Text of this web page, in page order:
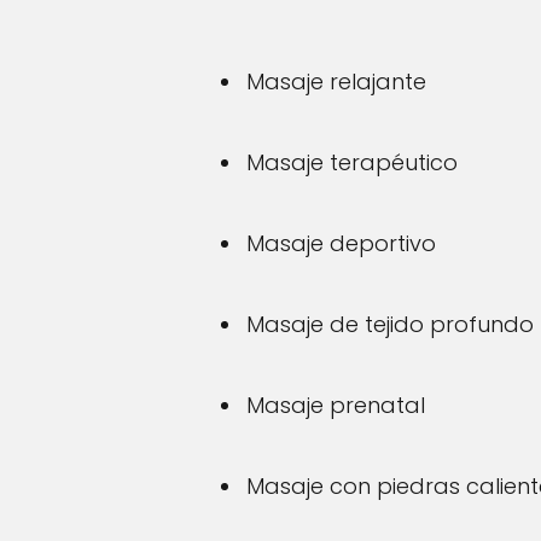
Masaje relajante
Masaje terapéutico
Masaje deportivo
Masaje de tejido profundo
Masaje prenatal
Masaje con piedras